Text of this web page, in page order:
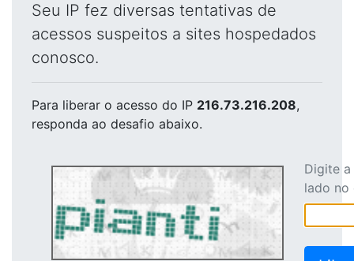
Seu IP fez diversas tentativas de
acessos suspeitos a sites hospedados
conosco.
Para liberar o acesso do IP 216.73.216.208,
responda ao desafio abaixo.
Digite
lado no